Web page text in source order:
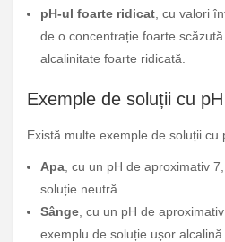
pH-ul foarte ridicat, cu valori
de o concentrație foarte
alcalinitate foarte ridicată.
Exemple de soluții cu
Există multe exemple de soluții cu
Apa , cu un pH de aproximativ
soluție neutră.
Sânge , cu un pH de
exemplu de soluție ușor alcalină.